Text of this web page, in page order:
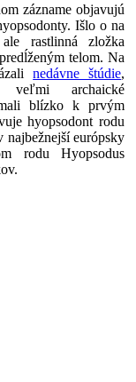
zázname objavujú
Išlo o na
rastlinná zložka
telom. Na
nedávne štúdie,
veľmi archaické
blízko k prvým
hyopsodont rodu
najbežnejší európsky
rodu Hyopsodus